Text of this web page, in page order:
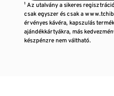
¹ Az utalvány a sikeres
csak egyszer és csak a
érvényes kávéra, kapszulás
ajándékkártyákra, más
készpénzre nem váltható.